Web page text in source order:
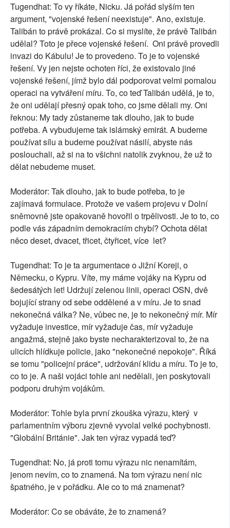
Tugendhat: To vy říkáte, Nicku. Já pořád slyším ten
argument, "vojenské řešení neexistuje". Ano, existuje.
Talibán to právě prokázal. Co si myslíte, že právě Talibán
udělal? Toto je přece vojenské řešení. Oni právě provedli
invazi do Kábulu! Je to provedeno. To je to vojenské
řešení. Vy jen nejste ochoten říci, že existovalo jiné
vojenské řešení, jímž bylo dál podporovat velmi pomalou
operaci na vytváření míru. To, co teď Talibán udělá, je to,
že oni udělají přesný opak toho, co jsme dělali my. Oni
řeknou: My tady zůstaneme tak dlouho, jak to bude
potřeba. A vybudujeme tak islámský emirát. A budeme
používat sílu a budeme používat násilí, abyste nás
poslouchali, až si na to všichni natolik zvyknou, že už to
dělat nebudeme muset.
Moderátor: Tak dlouho, jak to bude potřeba, to je
zajímavá formulace. Protože ve vašem projevu v Dolní
sněmovně jste opakovaně hovořil o trpělivosti. Je to to, co
podle vás západním demokraciím chybí? Ochota dělat
něco deset, dvacet, třicet, čtyřicet, více let?
Tugendhat: To je ta argumentace o Jižní Koreji, o
Německu, o Kypru. Víte, my máme vojáky na Kypru od
šedesátých let! Udržují zelenou linii, operaci OSN, dvě
bojující strany od sebe oddělené a v míru. Je to snad
nekonečná válka? Ne, vůbec ne, je to nekonečný mír. Mír
vyžaduje investice, mír vyžaduje čas, mír vyžaduje
angažmá, stejně jako byste necharakterizoval to, že na
ulicích hlídkuje policie, jako "nekonečné nepokoje". Říká
se tomu "policejní práce", udržování klidu a míru. To je to,
co to je. A naši vojáci tohle ani nedělali, jen poskytovali
podporu druhým vojákům.
Moderátor: Tohle byla první zkouška výrazu, který v
parlamentním výboru zjevně vyvolal velké pochybnosti.
"Globální Británie". Jak ten výraz vypadá teď?
Tugendhat: No, já proti tomu výrazu nic nenamítám,
jenom nevím, co to znamená. Na tom výrazu není nic
špatného, je v pořádku. Ale co to má znamenat?
Moderátor: Co se obáváte, že to znamená?